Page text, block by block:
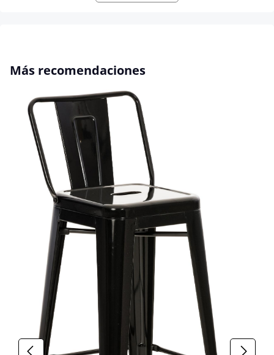
Omitir la galería de productos
Más recomendaciones